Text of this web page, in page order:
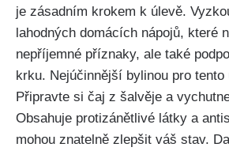
je zásadním krokem k úlevě.
⁣lahodných domácích nápojů, které
nepříjemné příznaky, ale také‍
⁢krku. ⁤Nejúčinnější bylinou ‍pro tento
Připravte si čaj z⁢ šalvěje a​
Obsahuje⁢ protizánětlivé látky a
mohou znatelně zlepšit váš stav.